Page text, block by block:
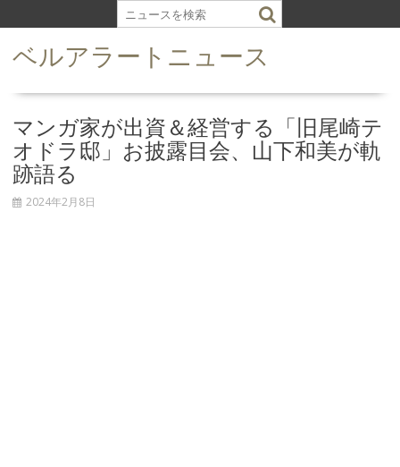
k
ベルアラートニュース
マンガ家が出資＆経営する「旧尾崎テ
オドラ邸」お披露目会、山下和美が軌
跡語る
2024年2月8日